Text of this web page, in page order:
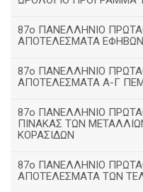
87ο ΠΑΝΕΛΛΗΝΙΟ
ΑΠΟΤΕΛΕΣΜΑΤΑ
87ο ΠΑΝΕΛΛΗΝΙΟ
ΑΠΟΤΕΛΕΣΜΑΤΑ Α-Γ
87ο ΠΑΝΕΛΛΗΝΙΟ
ΠΙΝΑΚΑΣ ΤΩΝ
ΚΟΡΑΣΙΔΩΝ
87ο ΠΑΝΕΛΛΗΝΙΟ
ΑΠΟΤΕΛΕΣΜΑΤΑ ΤΩΝ